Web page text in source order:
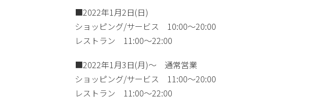
■2022年1月2日(日)
ショッピング/サービス 10:00～20:00
レストラン 11:00～22:00
■2022年1月3日(月)〜 通常営業
ショッピング/サービス 11:00～20:00
レストラン 11:00～22:00